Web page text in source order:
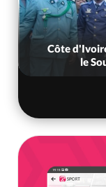
Côte
le